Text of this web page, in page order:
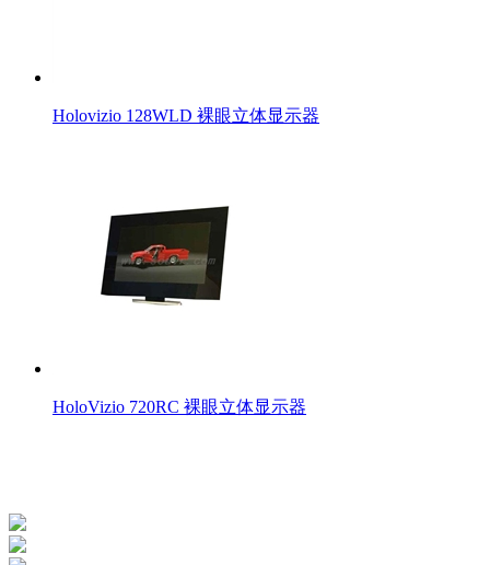
Holovizio 128WLD 裸眼立体显示器
HoloVizio 720RC 裸眼立体显示器